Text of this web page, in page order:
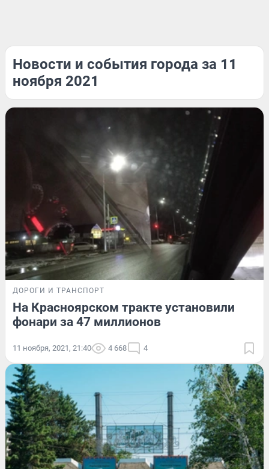
Новости и события города за 11
ноября 2021
ДОРОГИ И ТРАНСПОРТ
На Красноярском тракте установили
фонари за 47 миллионов
11 ноября, 2021, 21:40 4 668 4